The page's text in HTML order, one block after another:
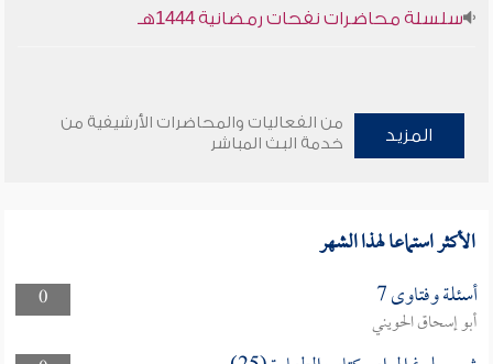
سلسلة محاضرات نفحات رمضانية 1444هـ
المزيد
من الفعاليات والمحاضرات الأرشيفية من
خدمة البث المباشر
الأكثر استماعا لهذا الشهر
0 أسئلة وفتاوى 7
أبو إسحاق الحويني